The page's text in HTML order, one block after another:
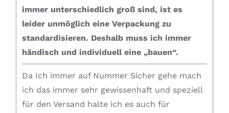
immer unterschiedlich groß sind, ist es
leider unmöglich eine Verpackung zu
standardisieren. Deshalb muss ich immer
händisch und individuell eine „bauen“.
Da Ich immer auf Nummer Sicher gehe mach
ich das immer sehr gewissenhaft und speziell
für den Versand halte ich es auch für